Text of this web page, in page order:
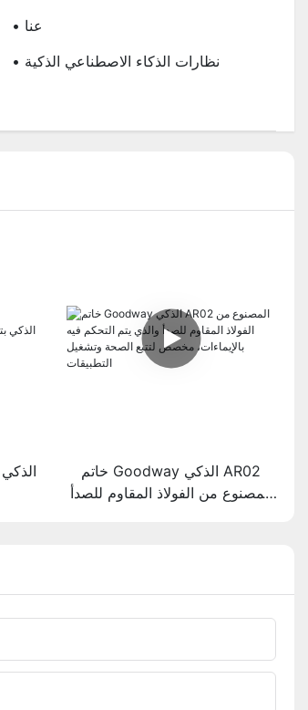
• عنا
• نظارات الذكاء الاصطناعي الذكية
خاتم Goodway الذكي AR02
المصنوع من الفولاذ المقاوم للصدأ